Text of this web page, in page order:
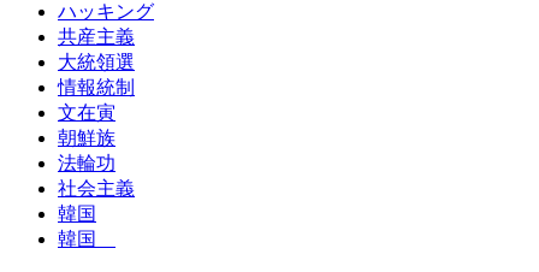
ハッキング
共産主義
大統領選
情報統制
文在寅
朝鮮族
法輪功
社会主義
韓国
韓国